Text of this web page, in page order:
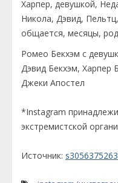
Ромео Бекхэм с
Дэвид Бекхэм, Харпер
Джеки Апостел
*Instagram
экстремистской
Источник: